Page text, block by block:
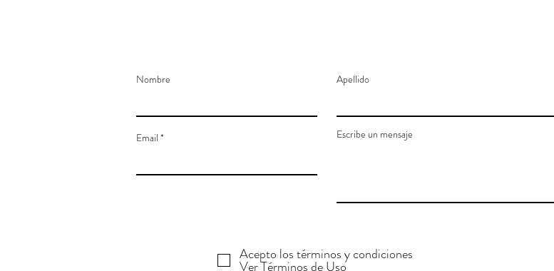
Nombre
Email
Apellido
Escribe un mensaje
Acepto los términos y condiciones
Ver Términos de Uso